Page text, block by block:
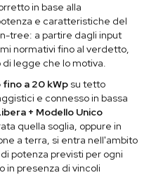
in base alla
e caratteristiche del
tree: a partire dagli input
normativi fino al verdetto,
legge che lo motiva.
a 20 kWp su tetto
e connesso in bassa
+ Modello Unico
quella soglia, oppure in
a terra, si entra nell'ambito
potenza previsti per ogni
in presenza di vincoli